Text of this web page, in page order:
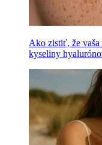
Ako zistiť, že
kyseliny